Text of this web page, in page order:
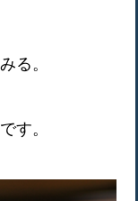
る。
す。